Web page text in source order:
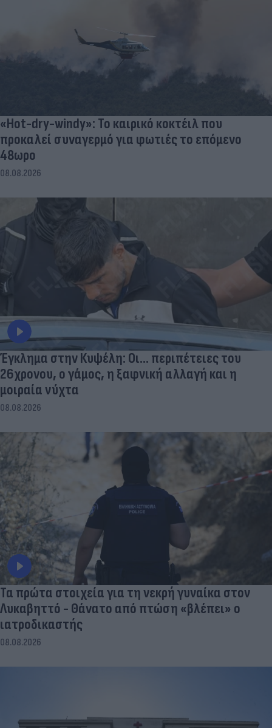
«Hot-dry-windy»: Το καιρικό κοκτέιλ που
προκαλεί συναγερμό για φωτιές το επόμενο
48ωρο
08.08.2026
Έγκλημα στην Κυψέλη: Οι... περιπέτειες του
26χρονου, ο γάμος, η ξαφνική αλλαγή και η
μοιραία νύχτα
08.08.2026
Τα πρώτα στοιχεία για τη νεκρή γυναίκα στον
Λυκαβηττό - Θάνατο από πτώση «βλέπει» ο
ιατροδικαστής
08.08.2026